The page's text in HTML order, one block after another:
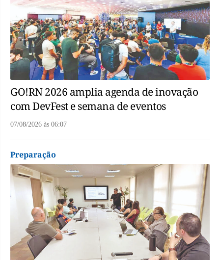
GO!RN 2026 amplia agenda de inovação
com DevFest e semana de eventos
07/08/2026 às 06:07
Preparação